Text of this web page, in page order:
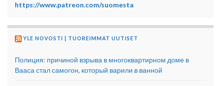
https://www.patreon.com/suomesta
YLE NOVOSTI | TUOREIMMAT UUTISET
Полиция: причиной взрыва в многоквартирном доме в
Вааса стал самогон, который варили в ванной